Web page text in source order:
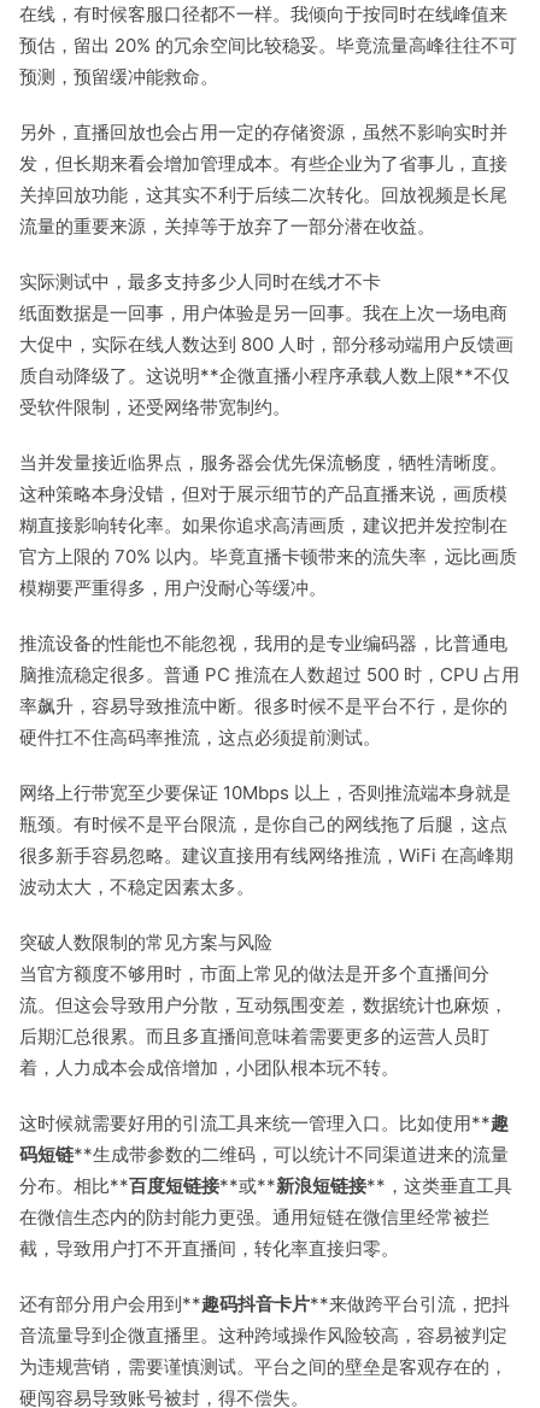
在线，有时候客服口径都不一样。我倾向于按同时在线峰值来
预估，留出 20% 的冗余空间比较稳妥。毕竟流量高峰往往不可
预测，预留缓冲能救命。
另外，直播回放也会占用一定的存储资源，虽然不影响实时并
发，但长期来看会增加管理成本。有些企业为了省事儿，直接
关掉回放功能，这其实不利于后续二次转化。回放视频是长尾
流量的重要来源，关掉等于放弃了一部分潜在收益。
实际测试中，最多支持多少人同时在线才不卡
纸面数据是一回事，用户体验是另一回事。我在上次一场电商
大促中，实际在线人数达到 800 人时，部分移动端用户反馈画
质自动降级了。这说明**企微直播小程序承载人数上限**不仅
受软件限制，还受网络带宽制约。
当并发量接近临界点，服务器会优先保流畅度，牺牲清晰度。
这种策略本身没错，但对于展示细节的产品直播来说，画质模
糊直接影响转化率。如果你追求高清画质，建议把并发控制在
官方上限的 70% 以内。毕竟直播卡顿带来的流失率，远比画质
模糊要严重得多，用户没耐心等缓冲。
推流设备的性能也不能忽视，我用的是专业编码器，比普通电
脑推流稳定很多。普通 PC 推流在人数超过 500 时，CPU 占用
率飙升，容易导致推流中断。很多时候不是平台不行，是你的
硬件扛不住高码率推流，这点必须提前测试。
网络上行带宽至少要保证 10Mbps 以上，否则推流端本身就是
瓶颈。有时候不是平台限流，是你自己的网线拖了后腿，这点
很多新手容易忽略。建议直接用有线网络推流，WiFi 在高峰期
波动太大，不稳定因素太多。
突破人数限制的常见方案与风险
当官方额度不够用时，市面上常见的做法是开多个直播间分
流。但这会导致用户分散，互动氛围变差，数据统计也麻烦，
后期汇总很累。而且多直播间意味着需要更多的运营人员盯
着，人力成本会成倍增加，小团队根本玩不转。
这时候就需要好用的引流工具来统一管理入口。比如使用**趣
码短链**生成带参数的二维码，可以统计不同渠道进来的流量
分布。相比**百度短链接**或**新浪短链接**，这类垂直工具
在微信生态内的防封能力更强。通用短链在微信里经常被拦
截，导致用户打不开直播间，转化率直接归零。
还有部分用户会用到**趣码抖音卡片**来做跨平台引流，把抖
音流量导到企微直播里。这种跨域操作风险较高，容易被判定
为违规营销，需要谨慎测试。平台之间的壁垒是客观存在的，
硬闯容易导致账号被封，得不偿失。